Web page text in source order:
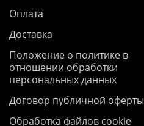
Оплата
Доставка
Положение о политике в
отношении обработки
персональных данных
Договор публичной оферты
Обработка файлов cookie